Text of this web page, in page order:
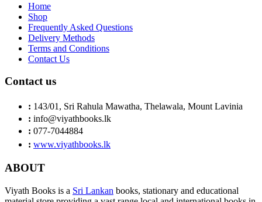
Home
Shop
Frequently Asked Questions
Delivery Methods
Terms and Conditions
Contact Us
Contact us
: 143/01, Sri Rahula Mawatha, Thelawala, Mount Lavinia
: info@viyathbooks.lk
: 077-7044884
: www.viyathbooks.lk
ABOUT
Viyath Books is a Sri Lankan books, stationary and educational